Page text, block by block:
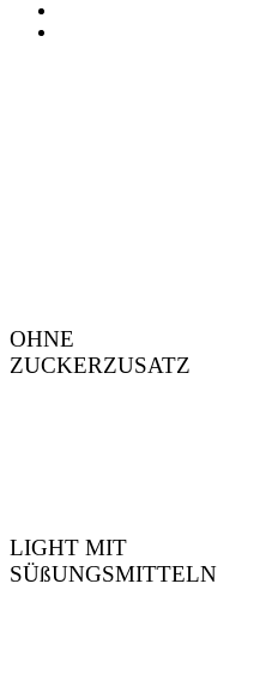
OHNE
ZUCKERZUSATZ
LIGHT MIT
SÜßUNGSMITTELN